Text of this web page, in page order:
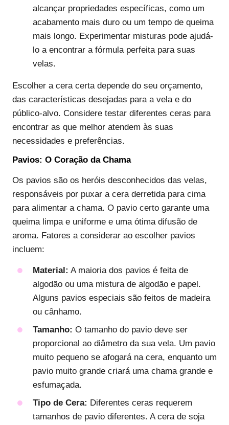
alcançar propriedades específicas, como um
acabamento mais duro ou um tempo de queima
mais longo. Experimentar misturas pode ajudá-
lo a encontrar a fórmula perfeita para suas
velas.
Escolher a cera certa depende do seu orçamento,
das características desejadas para a vela e do
público-alvo. Considere testar diferentes ceras para
encontrar as que melhor atendem às suas
necessidades e preferências.
Pavios: O Coração da Chama
Os pavios são os heróis desconhecidos das velas,
responsáveis por puxar a cera derretida para cima
para alimentar a chama. O pavio certo garante uma
queima limpa e uniforme e uma ótima difusão de
aroma. Fatores a considerar ao escolher pavios
incluem:
Material: A maioria dos pavios é feita de
algodão ou uma mistura de algodão e papel.
Alguns pavios especiais são feitos de madeira
ou cânhamo.
Tamanho: O tamanho do pavio deve ser
proporcional ao diâmetro da sua vela. Um pavio
muito pequeno se afogará na cera, enquanto um
pavio muito grande criará uma chama grande e
esfumaçada.
Tipo de Cera: Diferentes ceras requerem
tamanhos de pavio diferentes. A cera de soja